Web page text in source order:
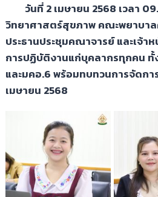
วันที่ 2 เมษายน 2568 เวลา
วิทยาศาสตร์สุขภาพ คณะพยาบา
ประธานประชุมคณาจารย์ และเจ้
การปฏิบัติงานแก่บุคลากรทุกคน
และมคอ.6 พร้อมทบทวนการจัดกา
เมษายน 2568